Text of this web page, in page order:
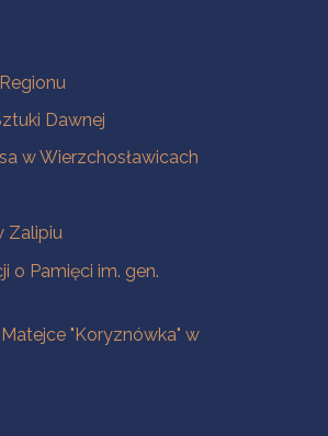
Dawnej
w Wierzchosławicach
Zalipiu
o Pamięci im. gen.
"Koryznówka" w